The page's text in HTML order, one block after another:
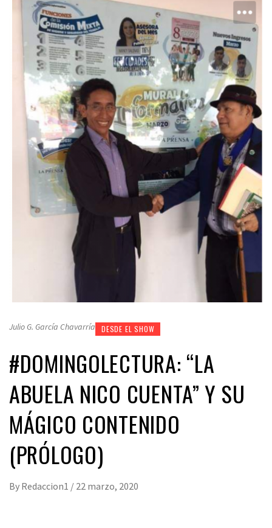
Julio G. García Chavarría DESDE EL SHOW
#DOMINGOLECTURA: “LA
ABUELA NICO CUENTA” Y SU
MÁGICO CONTENIDO
(PRÓLOGO)
By Redaccion1 / 22 marzo, 2020